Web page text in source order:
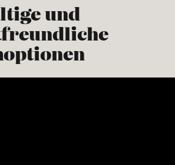
und